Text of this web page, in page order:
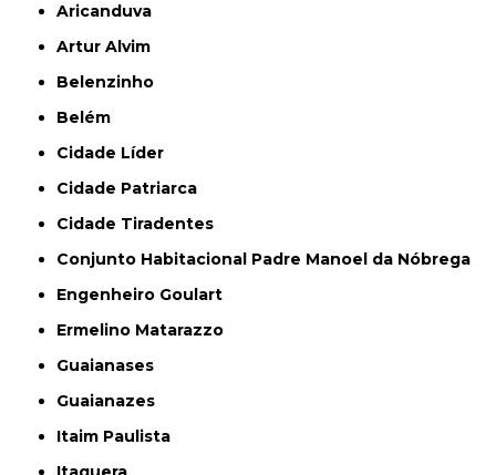
Aricanduva
Artur Alvim
Belenzinho
Belém
Cidade Líder
Cidade Patriarca
Cidade Tiradentes
Conjunto Habitacional Padre Manoel da Nóbrega
Engenheiro Goulart
Ermelino Matarazzo
Guaianases
Guaianazes
Itaim Paulista